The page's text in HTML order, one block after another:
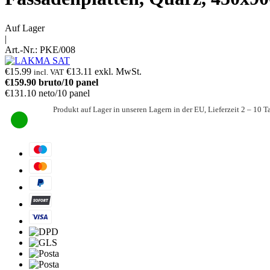
Auf Lager
|
Art.-Nr.: PKE/008
€15.99 incl. VAT €13.11 exkl. MwSt.
€159.90 bruto/10 panel
€131.10 neto/10 panel
Produkt auf Lager in unseren Lagern in der EU, Lieferzeit 2 – 10